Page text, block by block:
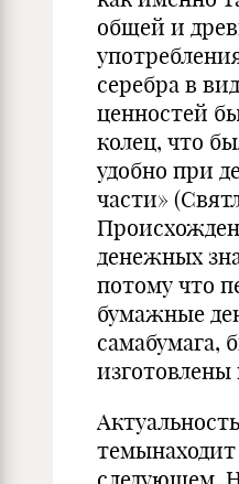
общей и
серебра в
ценностей
колец, что
удобно при
части»
денежных
потому что
бумажные
самабумага,
изготовлены